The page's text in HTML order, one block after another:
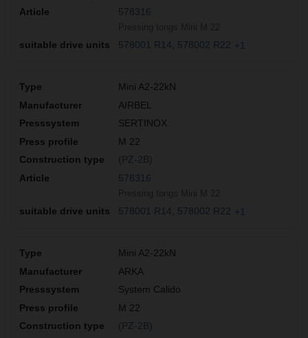
578316
578001 R14 578002 R22 +1
Mini A2-22kN
AIRBEL
SERTINOX
M 22
(PZ-2B)
578316
578001 R14 578002 R22 +1
Mini A2-22kN
ARKA
System Calido
M 22
(PZ-2B)